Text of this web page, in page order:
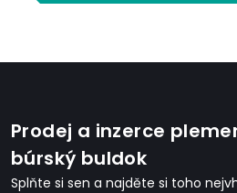
Prodej a inzerce
búrský buldok
Splňte si sen a najděte si toho